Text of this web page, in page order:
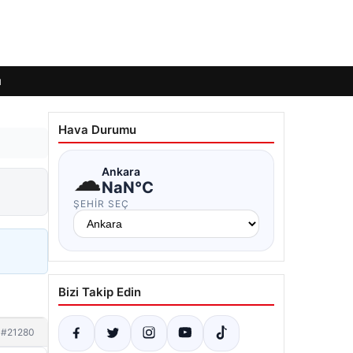
#21280
Hava Durumu
☁Ankara
NaN°C
ŞEHIR SEÇ
Bizi Takip Edin